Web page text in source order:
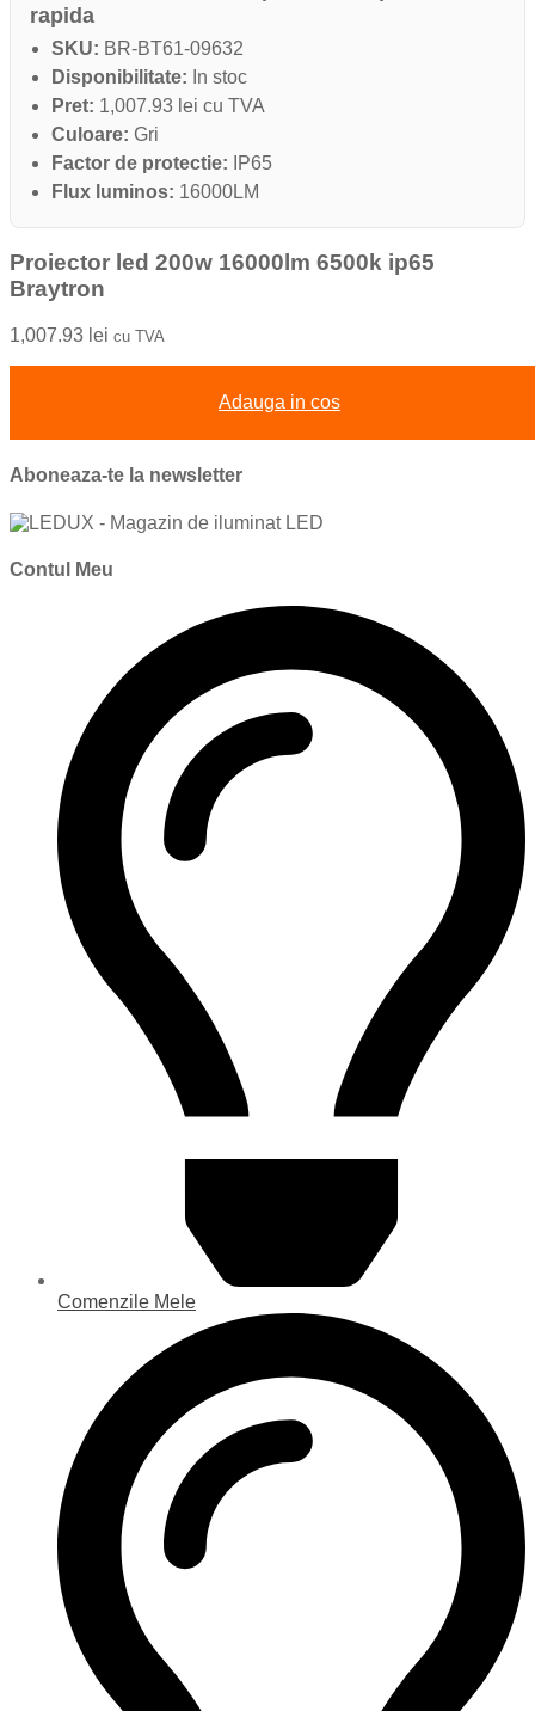
rapida
SKU: BR-BT61-09632
Disponibilitate: In stoc
Pret: 1,007.93 lei cu TVA
Culoare: Gri
Factor de protectie: IP65
Flux luminos: 16000LM
Proiector led 200w 16000lm 6500k ip65
Braytron
1,007.93 lei cu TVA
Adauga in cos
Aboneaza-te la newsletter
Contul Meu
Comenzile Mele